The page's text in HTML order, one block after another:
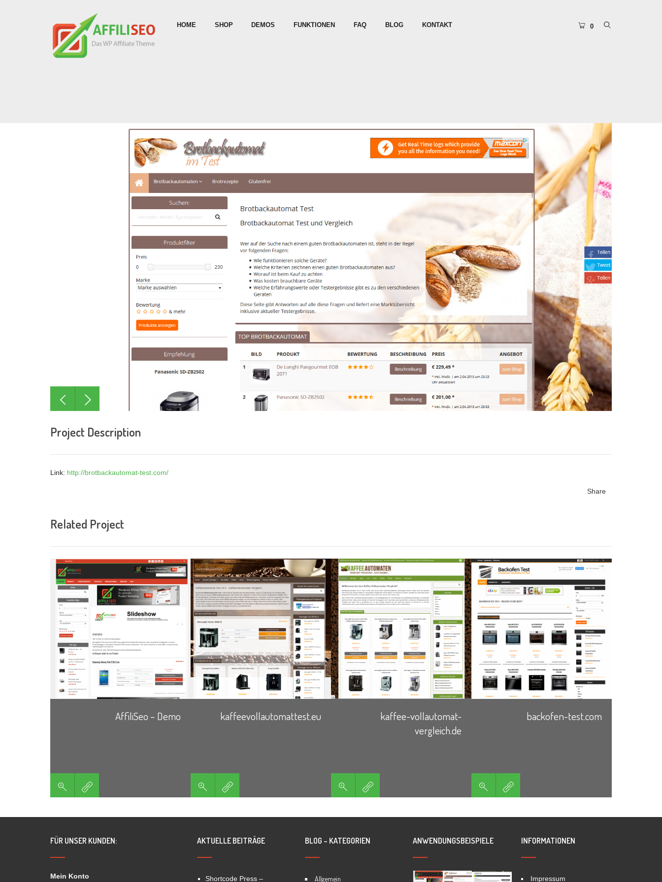
HOME SHOP DEMOS FUNKTIONEN FAQ BLOG KONTAKT 0
Project Description
Link: http://brotbackautomat-test.com/
Share
Related Project
AffiliSeo – Demo kaffeevollautomattest.eu
kaffee-vollautomat-
vergleich.de
backofen-test.com
AKTUELLE BEITRÄGE
Shortcode Press –
BLOG – KATEGORIEN
Allgemein
ANWENDUNGSBEISPIELE INFORMATIONEN
Impressum
FÜR UNSER KUNDEN:
Mein Konto